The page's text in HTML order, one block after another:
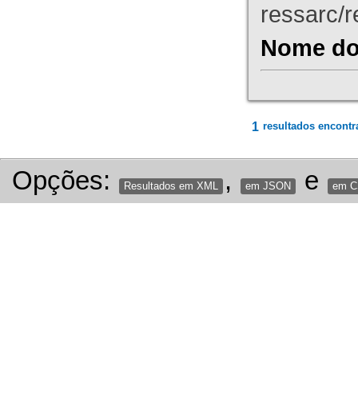
ressarc/
Nome
1 resultados
Opções: Resultados em XML , em JSON e em